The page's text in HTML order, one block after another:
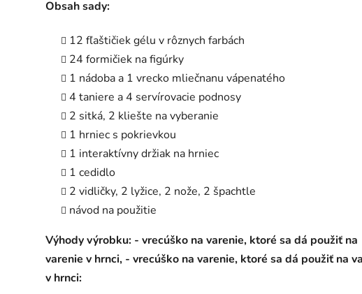
Obsah sady:
12 fľaštičiek gélu v rôznych farbách
24 formičiek na figúrky
1 nádoba a 1 vrecko mliečnanu vápenatého
4 taniere a 4 servírovacie podnosy
2 sitká, 2 kliešte na vyberanie
1 hrniec s pokrievkou
1 interaktívny držiak na hrniec
1 cedidlo
2 vidličky, 2 lyžice, 2 nože, 2 špachtle
návod na použitie
Výhody výrobku: - vrecúško na varenie, ktoré sa dá použiť na
varenie v hrnci, - vrecúško na varenie, ktoré sa dá použiť na
v hrnci: